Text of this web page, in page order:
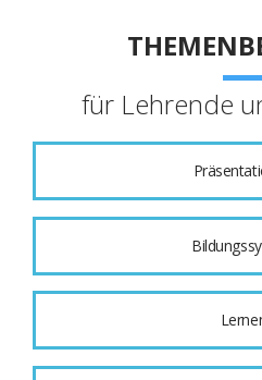
für Lehrende